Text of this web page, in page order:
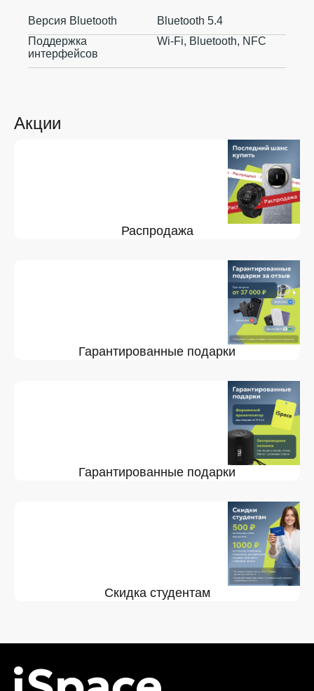
Акции
Распродажа
Гарантированные подарки
Гарантированные подарки
Скидка студентам
Версия Bluetooth
Bluetooth 5.4
Поддержка
интерфейсов
Wi-Fi, Bluetooth, NFC